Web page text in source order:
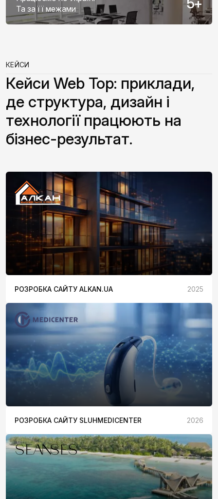
Та за її межами
КЕЙСИ
Кейси Web Top: приклади,
де структура, дизайн і
технології працюють на
бізнес-результат.
РОЗРОБКА САЙТУ ALKAN.UA 2025
РОЗРОБКА САЙТУ SLUHMEDICENTER 2026